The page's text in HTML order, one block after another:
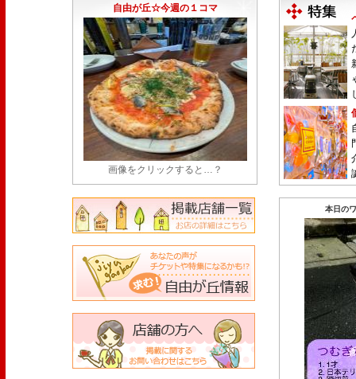
由が丘店』が閉店
自由が丘☆今週の１コマ
画像をクリックすると…？
本日の